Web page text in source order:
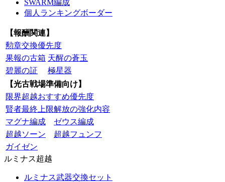
SWARM編成
個人ランキングボーダー
【報酬関連】
勲章交換優先度
果報の古箱 天醒の蒼玉
碧麗の証
極星器
【光古戦場準備向け】
限界超越おすすめ優先度
賢者最終上限解放の強化内容
マグナ編成
ゼウス編成
超越ソーン
超越フュンフ
ガイゼン
ルミナス超越
ルミナス武器交換セット